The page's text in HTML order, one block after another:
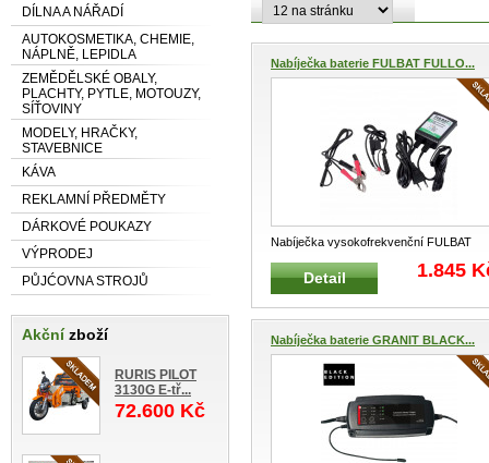
DÍLNA A NÁŘADÍ
AUTOKOSMETIKA, CHEMIE,
NÁPLNĚ, LEPIDLA
ZEMĚDĚLSKÉ OBALY,
PLACHTY, PYTLE, MOTOUZY,
SÍŤOVINY
MODELY, HRAČKY,
STAVEBNICE
KÁVA
REKLAMNÍ PŘEDMĚTY
DÁRKOVÉ POUKAZY
VÝPRODEJ
PŮJĆOVNA STROJŮ
Akčnízboží
RURIS PILOT
3130G E-tř...
72.600 Kč
Nabíječka baterie FULBAT FULLO...
Nabíječka vysokofrekvenční FULBAT
FULLOAD 1500 Pulsní plně automatick
Detail 1.845
Nabíječka baterie GRANIT BLACK...